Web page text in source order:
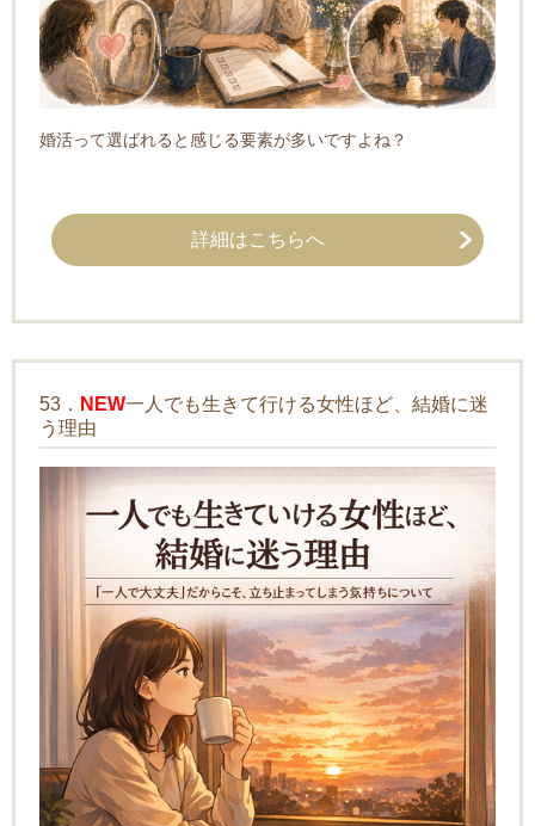
婚活って選ばれると感じる要素が多いですよね？
詳細はこちらへ
53． NEW一人でも生きて行ける女性ほど、結婚に迷
う理由